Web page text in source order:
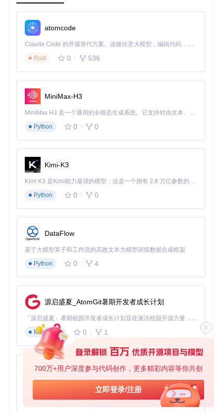
700万+用户深度参与代码创作，更多精彩内容等你共创
立即登录/注册
总之，Hover是一个强大且灵活的Android浮动菜单库，它能让
您的应用交互性得到提升，用户体验更加出色。现在就尝试在
你的下一个Android项目中加入Hover，带给用户全新的操作体
A floating menu library for Android.
项目地址：
https://gitcode.com/gh_mirrors/hover4/hover
atomcode
Claude Code 的开源替代方案。连接任意大模型，编辑代码，运行命令，自动验证 — 全自动执行。用 Rust 构建，极致性能。 ｜ An open-source alternative to Claude Code. Connect any LLM, edit code, run commands, and verify changes — autonomously. Built in Rust for speed. Get Started
Rust
0 536
MiniMax-H3
MiniMax H3 是一个通用的全模态生成系统。它支持对由文本、图像、视频和音频组成的多模态上下文进行统一理解，并能生成分辨率高达 2K、时长可达 15 秒的带原生立体声音频的视频。得益于面向任务泛化的系统设计，H3 在预训练阶段就已具备广泛的多模态上下文理解与生成能力，能够出色地执行复杂的多模态指令。
Python
0 0
Kimi-K3
Kimi K3 是Kimi能力最强的模型：这是一个拥有 2.8 万亿参数的混合专家（MoE）模型，具备原生视觉理解能力，并支持 100 万 token 的上下文窗口。
Python
0 0
DataFlow
基于大模型算子和工作流的高效文本大模型训练数据合成框架
Python
0 4
源启盛夏_AtomGit暑期开发者成长计划
「源启盛夏」暑期校园开发者成长计划旨在激活校园开源力量，通过积分激励、认证扶持、资源倾斜等形式，引导高校组织和开发者完成「入驻 — 建项目 — 做贡献 — 获认证 — 得资源」的完整闭环。无论你是想带领社团入驻平台的组织者，还是希望用代码贡献证明自己的开发者，都能在这里找到属于你的成长路径。
Markdown
0 1
py-xiaozhi
基于Python的Xiaozhi AI，适用于想要完整Xiaozhi体验而无需拥有专用硬件的用户。
Python
0 1